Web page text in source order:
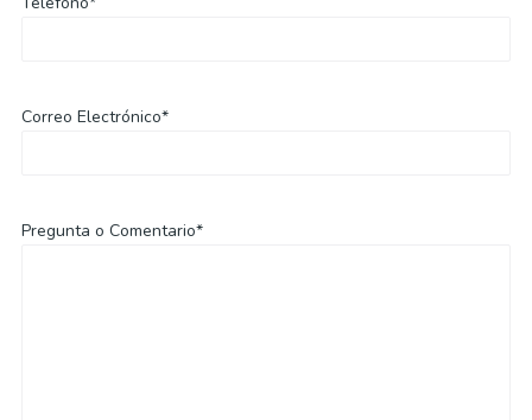
Correo Electrónico*
Pregunta o Comentario*